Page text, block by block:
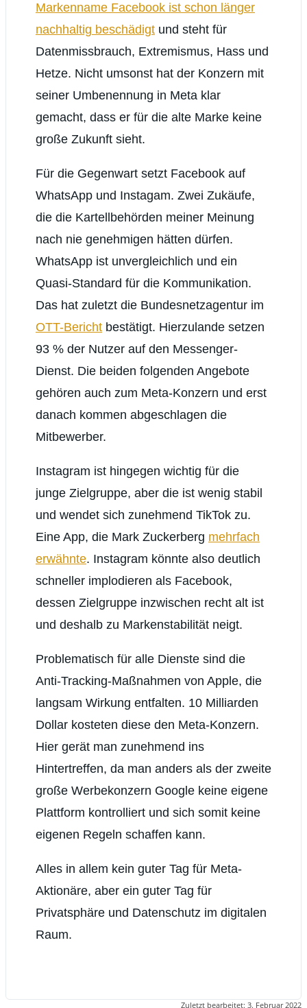
Markenname Facebook ist schon länger
nachhaltig beschädigt und steht für
Datenmissbrauch, Extremismus, Hass und
Hetze. Nicht umsonst hat der Konzern mit
seiner Umbenennung in Meta klar
gemacht, dass er für die alte Marke keine
große Zukunft sieht.
Für die Gegenwart setzt Facebook auf
WhatsApp und Instagam. Zwei Zukäufe,
die die Kartellbehörden meiner Meinung
nach nie genehmigen hätten dürfen.
WhatsApp ist unvergleichlich und ein
Quasi-Standard für die Kommunikation.
Das hat zuletzt die Bundesnetzagentur im
OTT-Bericht bestätigt. Hierzulande setzen
93 % der Nutzer auf den Messenger-
Dienst. Die beiden folgenden Angebote
gehören auch zum Meta-Konzern und erst
danach kommen abgeschlagen die
Mitbewerber.
Instagram ist hingegen wichtig für die
junge Zielgruppe, aber die ist wenig stabil
und wendet sich zunehmend TikTok zu.
Eine App, die Mark Zuckerberg mehrfach
erwähnte. Instagram könnte also deutlich
schneller implodieren als Facebook,
dessen Zielgruppe inzwischen recht alt ist
und deshalb zu Markenstabilität neigt.
Problematisch für alle Dienste sind die
Anti-Tracking-Maßnahmen von Apple, die
langsam Wirkung entfalten. 10 Milliarden
Dollar kosteten diese den Meta-Konzern.
Hier gerät man zunehmend ins
Hintertreffen, da man anders als der zweite
große Werbekonzern Google keine eigene
Plattform kontrolliert und sich somit keine
eigenen Regeln schaffen kann.
Alles in allem kein guter Tag für Meta-
Aktionäre, aber ein guter Tag für
Privatsphäre und Datenschutz im digitalen
Raum.
Zuletzt bearbeitet: 3. Februar 2022